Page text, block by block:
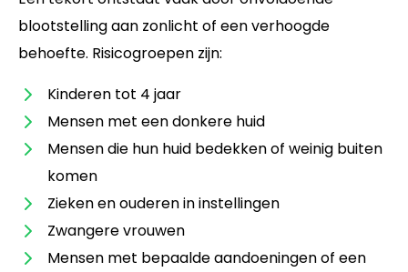
blootstelling aan zonlicht of een verhoogde
behoefte. Risicogroepen zijn:
Kinderen tot 4 jaar
Mensen met een donkere huid
Mensen die hun huid bedekken of weinig buiten
komen
Zieken en ouderen in instellingen
Zwangere vrouwen
Mensen met bepaalde aandoeningen of een